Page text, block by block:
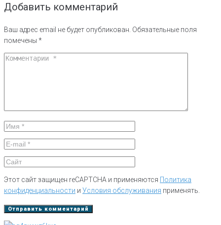
Добавить комментарий
Ваш адрес email не будет опубликован. Обязательные поля
помечены *
Этот сайт защищен reCAPTCHA и применяются Политика
конфиденциальности и Условия обслуживания применять.